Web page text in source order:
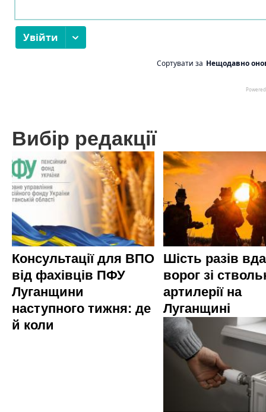
Вибір редакції
Консультації для ВПО
від фахівців ПФУ
Луганщини
наступного тижня: де
й коли
Шість разів
ворог зі
артилерії на
Луганщині